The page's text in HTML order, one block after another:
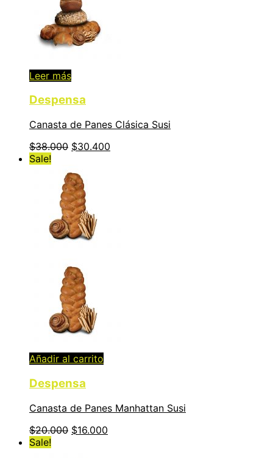
Leer más
Despensa
Canasta de Panes Clásica Susi
$38.000 $30.400
Sale!
Añadir al carrito
Despensa
Canasta de Panes Manhattan Susi
$20.000 $16.000
Sale!